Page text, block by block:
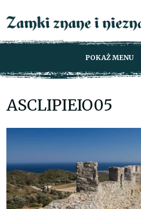
POKAŻ MENU
ASCLIPIEIO05